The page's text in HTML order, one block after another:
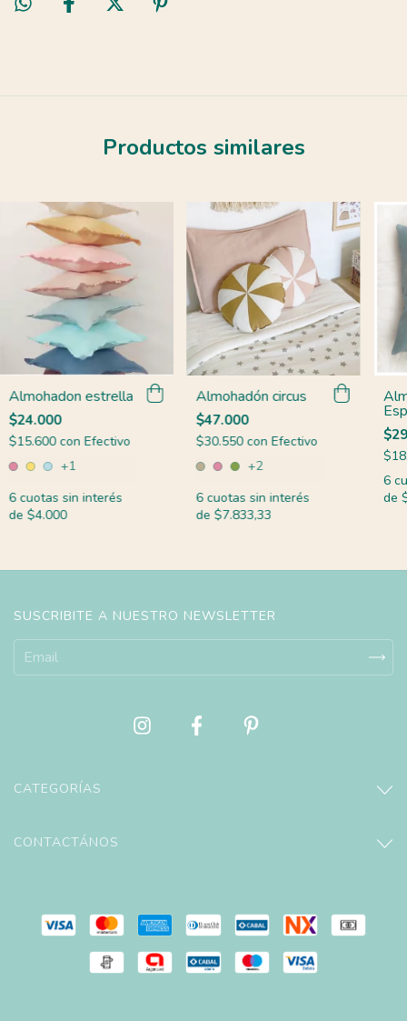
Productos similares
Almohadon estrella
$24.000
$15.600 con Efectivo
+1
6 cuotas sin interés
de $4.000
Almohadón circus
$47.000
$30.550 con Efectivo
+2
6 cuotas sin interés
de $7.833,33
6
de
SUSCRIBITE A NUESTRO NEWSLETTER
CATEGORÍAS
CONTACTÁNOS